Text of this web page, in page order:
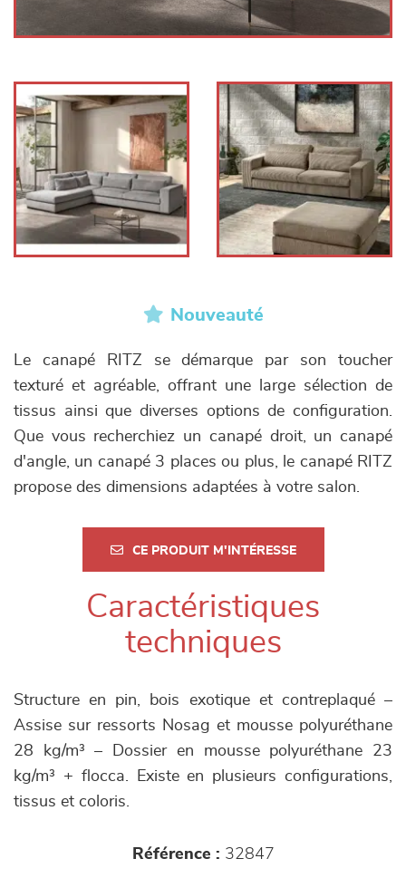
Nouveauté
Le canapé RITZ se démarque par son toucher
texturé et agréable, offrant une large sélection de
tissus ainsi que diverses options de configuration.
Que vous recherchiez un canapé droit, un canapé
d'angle, un canapé 3 places ou plus, le canapé RITZ
propose des dimensions adaptées à votre salon.
CE PRODUIT M'INTÉRESSE
Caractéristiques
techniques
Structure en pin, bois exotique et contreplaqué –
Assise sur ressorts Nosag et mousse polyuréthane
28 kg/m³ – Dossier en mousse polyuréthane 23
kg/m³ + flocca. Existe en plusieurs configurations,
tissus et coloris.
Référence : 32847